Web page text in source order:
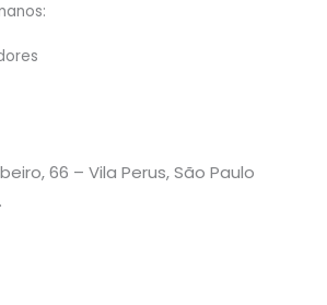
66 – Vila Perus, São Paulo